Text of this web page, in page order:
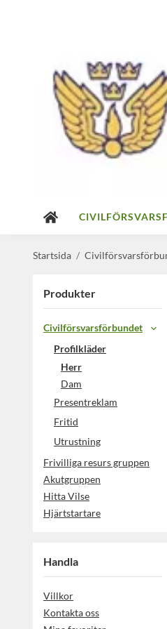
Startsida /
Produkter
Civilförsvarsförbundet
Profilkläder
Herr
Dam
Presentreklam
Fritid
Utrustning
Frivilliga resurs gruppen
Akutgruppen
Hitta Vilse
Hjärtstartare
Handla
Villkor
Kontakta oss